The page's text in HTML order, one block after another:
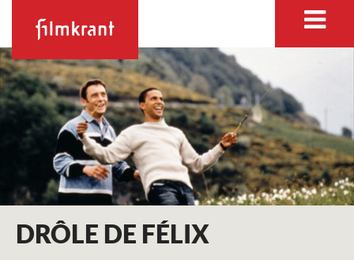
DRÔLE DE FÉLIX